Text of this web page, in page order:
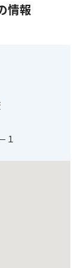
情報
１